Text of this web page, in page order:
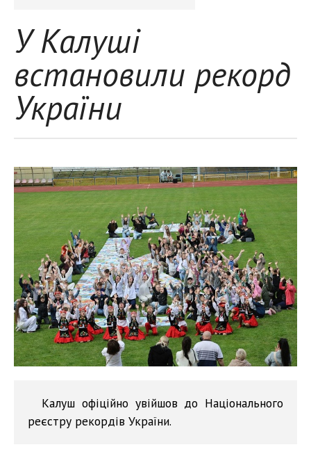
У Калуші
встановили рекорд
України
Калуш офіційно увійшов до Національного
реєстру рекордів України.